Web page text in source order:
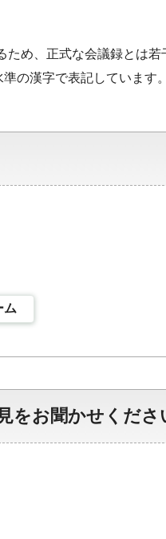
め、正式な会議録とは若
の漢字で表記しています。
ム
をお聞かせくださ